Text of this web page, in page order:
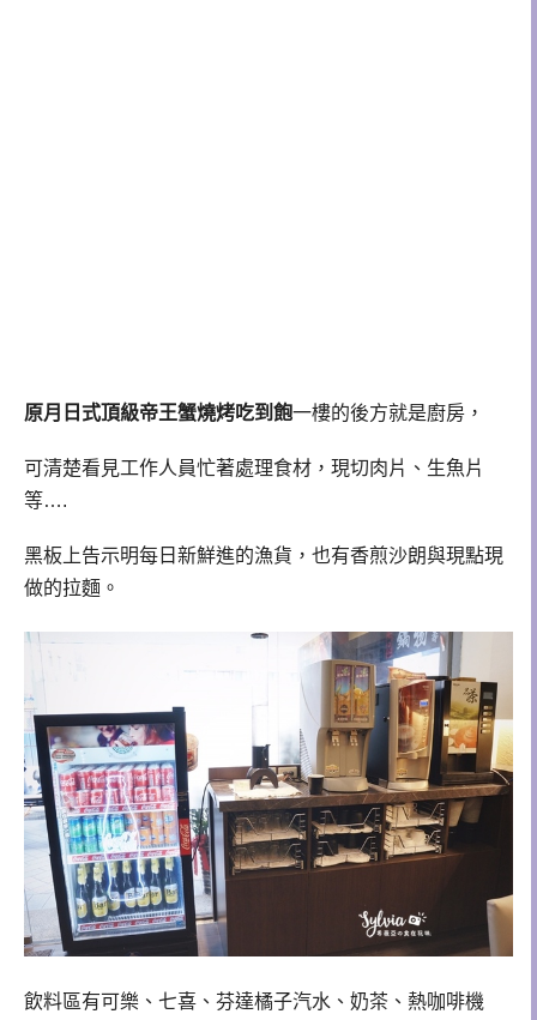
原月日式頂級帝王蟹燒烤吃到飽一樓的後方就是廚房，
可清楚看見工作人員忙著處理食材，現切肉片、生魚片
等….
黑板上告示明每日新鮮進的漁貨，也有香煎沙朗與現點現
做的拉麵。
飲料區有可樂、七喜、芬達橘子汽水、奶茶、熱咖啡機